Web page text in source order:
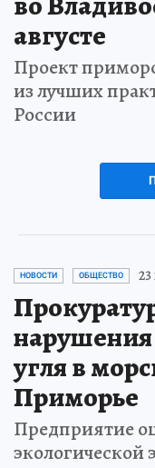
августе
Проект
из лучших
России
НОВОСТИ ОБЩЕСТВО
угля в
Приморье
Предприятие
экологической